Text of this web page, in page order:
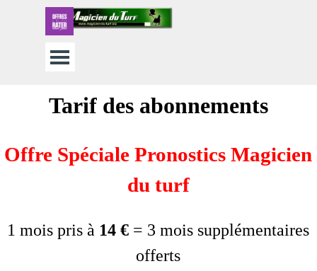
Aller au contenu
Sauter le menu
Tarif des abonnements
Offre Spéciale Pronostics Magicien
du turf
1 mois pris à 14 € = 3 mois supplémentaires
offerts